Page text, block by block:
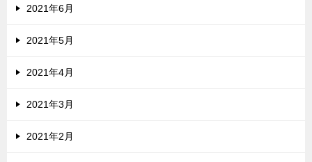
2021年6月
2021年5月
2021年4月
2021年3月
2021年2月